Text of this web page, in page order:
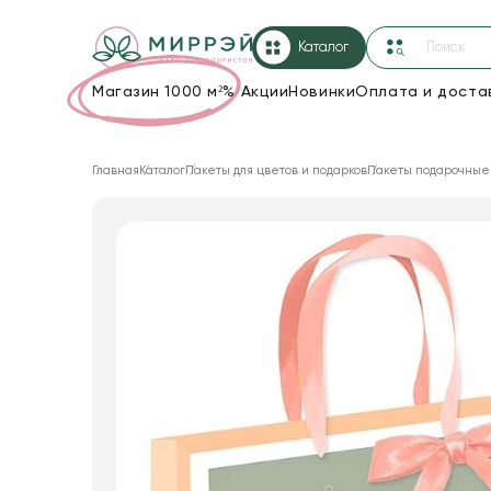
Каталог
Магазин 1000 м²%Акции НовинкиОплата и
Пакеты для цветов и подарков
Главная КаталогПакеты для цветов и подарковПакеты подарочные